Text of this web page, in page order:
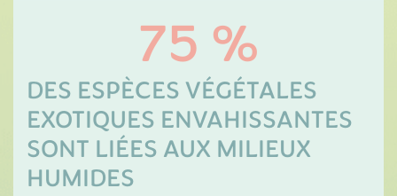
75 %
DES ESPÈCES VÉGÉTALES
EXOTIQUES ENVAHISSANTES
SONT LIÉES AUX MILIEUX
HUMIDES